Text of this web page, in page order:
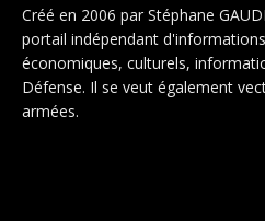
Créé en 2006 par Stéphane
portail indépendant
économiques, culturels,
Défense. Il se veut également
armées.